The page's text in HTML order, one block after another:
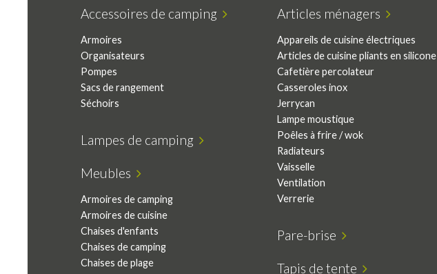
Accessoires de camping
Armoires
Organisateurs
Pompes
Sacs de rangement
Séchoirs
Articles ménagers
Appareils de cuisine électriques
Articles de cuisine pliants en silicone
Cafetière percolateur
Casseroles inox
Jerrycan
Lampe moustique
Poêles à frire / wok
Radiateurs
Vaisselle
Ventilation
Verrerie
Lampes de camping
Meubles
Armoires de camping
Armoires de cuisine
Chaises d'enfants
Chaises de camping
Chaises de plage
Pare-brise
Tapis de tente